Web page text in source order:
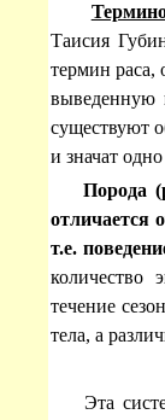
Таисия
термин раса,
выведенную
существуют
и значат
Порода
отличается
т.е.
количество
течение
тела, а
Эта